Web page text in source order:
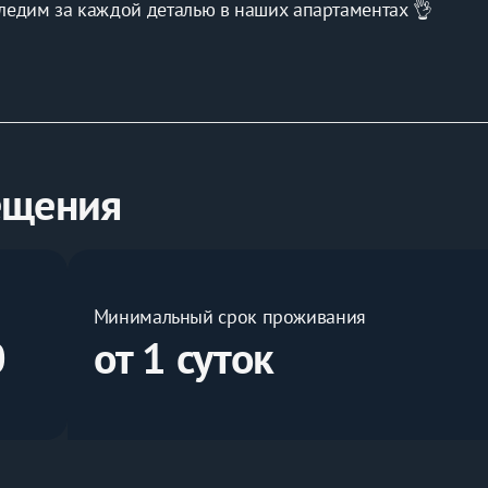
за каждой деталью в наших апартаментах 👌
Минимальный срок проживания
от 1 суток